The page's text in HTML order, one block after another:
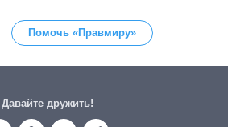
Помочь «Правмиру»
Давайте дружить!